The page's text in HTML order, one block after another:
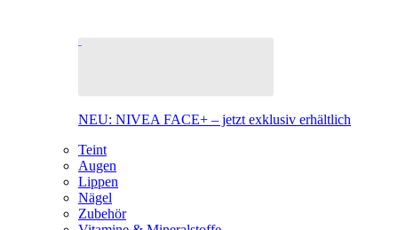
NEU: NIVEA FACE+ – jetzt exklusiv erhältlich
Teint
Augen
Lippen
Nägel
Zubehör